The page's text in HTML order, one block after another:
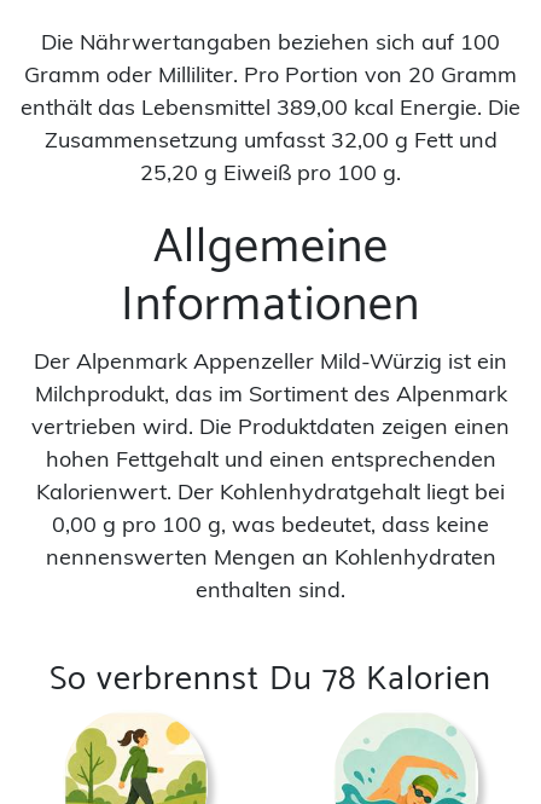
Die Nährwertangaben beziehen sich auf 100
Gramm oder Milliliter. Pro Portion von 20 Gramm
enthält das Lebensmittel 389,00 kcal Energie. Die
Zusammensetzung umfasst 32,00 g Fett und
25,20 g Eiweiß pro 100 g.
Allgemeine
Informationen
Der Alpenmark Appenzeller Mild-Würzig ist ein
Milchprodukt, das im Sortiment des Alpenmark
vertrieben wird. Die Produktdaten zeigen einen
hohen Fettgehalt und einen entsprechenden
Kalorienwert. Der Kohlenhydratgehalt liegt bei
0,00 g pro 100 g, was bedeutet, dass keine
nennenswerten Mengen an Kohlenhydraten
enthalten sind.
So verbrennst Du 78 Kalorien